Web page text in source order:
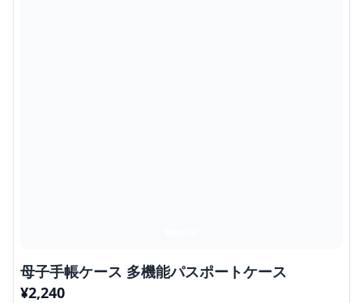
母子手帳ケース 多機能パスポートケース
¥2,240